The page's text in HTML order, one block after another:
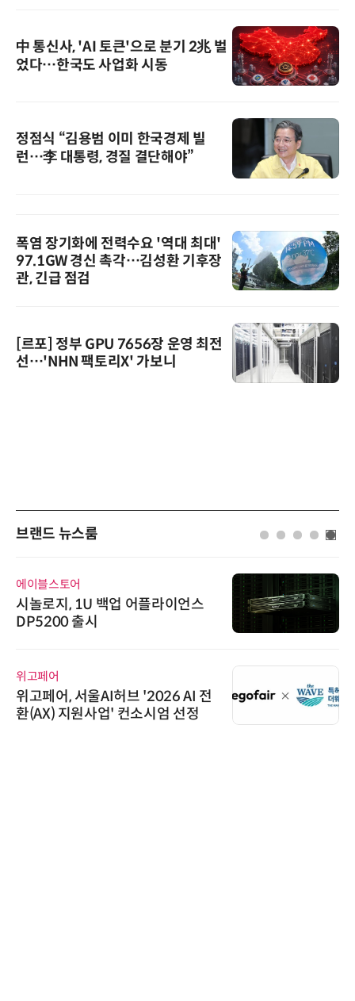
中 통신사, 'AI 토큰'으로 분기 2兆 벌
었다…한국도 사업화 시동
정점식 “김용범 이미 한국경제 빌
런…李 대통령, 경질 결단해야”
폭염 장기화에 전력수요 '역대 최대'
97.1GW 경신 촉각…김성환 기후장
관, 긴급 점검
[르포] 정부 GPU 7656장 운영 최전
선…'NHN 팩토리X' 가보니
브랜드 뉴스룸
에이블스토어
시놀로지, 1U 백업 어플라이언스
DP5200 출시
위고페어
위고페어, 서울AI허브 '2026 AI 전
환(AX) 지원사업' 컨소시엄 선정